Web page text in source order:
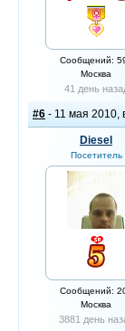
Сообщений:
Москва
41 день
#6 - 11 мая 2010,
Diesel
Посетитель
Сообщений:
Москва
3881 день